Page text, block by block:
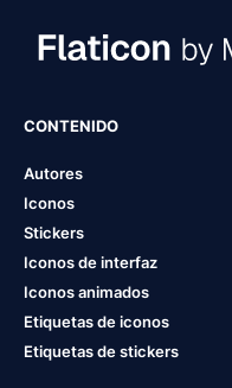
CONTENIDO
Autores
Iconos
Stickers
Iconos de interfaz
Iconos animados
Etiquetas de iconos
Etiquetas de stickers